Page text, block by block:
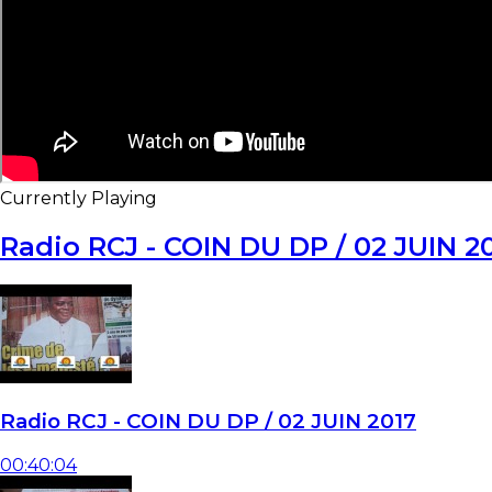
Currently Playing
Radio RCJ - COIN DU DP / 02 JUIN
Radio RCJ - COIN DU DP / 02 JUIN 2017
00:40:04